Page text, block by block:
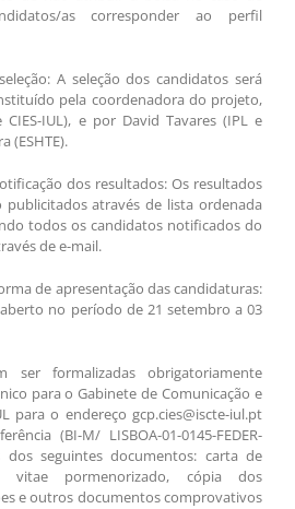
as corresponder ao perfil
A seleção dos candidatos será
pela coordenadora do projeto,
CIES-IUL), e por David Tavares (IPL e
(ESHTE).
dos resultados: Os resultados
publicitados através de lista ordenada
todos os candidatos notificados do
de e-mail.
de apresentação das candidaturas:
no período de 21 setembro a 03
ser formalizadas obrigatoriamente
para o Gabinete de Comunicação e
para o endereço gcp.cies@iscte-iul.pt
(BI-M/ LISBOA-01-0145-FEDER-
dos seguintes documentos: carta de
vitae pormenorizado, cópia dos
e outros documentos comprovativos